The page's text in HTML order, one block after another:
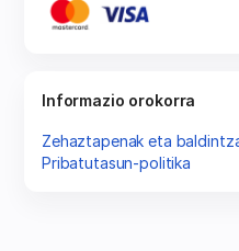
Informazio orokorra
Zehaztapenak eta
Pribatutasun-politika